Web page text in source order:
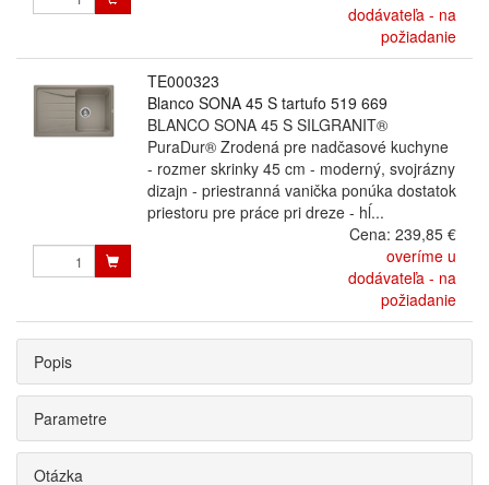
dodávateľa - na
požiadanie
TE000323
Blanco SONA 45 S tartufo 519 669
BLANCO SONA 45 S SILGRANIT®
PuraDur® Zrodená pre nadčasové kuchyne
- rozmer skrinky 45 cm - moderný, svojrázny
dizajn - priestranná vanička ponúka dostatok
priestoru pre práce pri dreze - hĺ...
Cena: 239,85 €
overíme u
dodávateľa - na
požiadanie
Popis
Parametre
Otázka